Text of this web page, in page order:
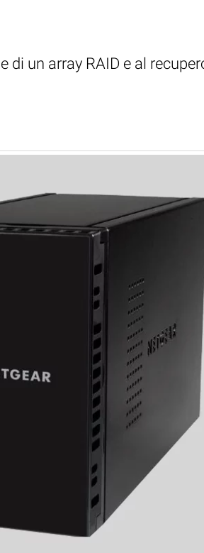
un array RAID e al